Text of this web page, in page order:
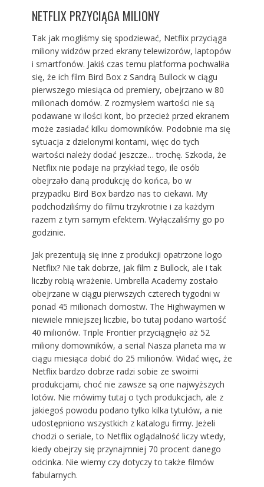
NETFLIX PRZYCIĄGA MILIONY
Tak jak mogliśmy się spodziewać, Netflix przyciąga
miliony widzów przed ekrany telewizorów, laptopów
i smartfonów. Jakiś czas temu platforma pochwaliła
się, że ich film Bird Box z Sandrą Bullock w ciągu
pierwszego miesiąca od premiery, obejrzano w 80
milionach domów. Z rozmysłem wartości nie są
podawane w ilości kont, bo przecież przed ekranem
może zasiadać kilku domowników. Podobnie ma się
sytuacja z dzielonymi kontami, więc do tych
wartości należy dodać jeszcze… trochę. Szkoda, że
Netflix nie podaje na przykład tego, ile osób
obejrzało daną produkcję do końca, bo w
przypadku Bird Box bardzo nas to ciekawi. My
podchodziliśmy do filmu trzykrotnie i za każdym
razem z tym samym efektem. Wyłączaliśmy go po
godzinie.
Jak prezentują się inne z produkcji opatrzone logo
Netflix? Nie tak dobrze, jak film z Bullock, ale i tak
liczby robią wrażenie. Umbrella Academy zostało
obejrzane w ciągu pierwszych czterech tygodni w
ponad 45 milionach domostw. The Highwaymen w
niewiele mniejszej liczbie, bo tutaj podano wartość
40 milionów. Triple Frontier przyciągnęło aż 52
miliony domowników, a serial Nasza planeta ma w
ciągu miesiąca dobić do 25 milionów. Widać więc, że
Netflix bardzo dobrze radzi sobie ze swoimi
produkcjami, choć nie zawsze są one najwyższych
lotów. Nie mówimy tutaj o tych produkcjach, ale z
jakiegoś powodu podano tylko kilka tytułów, a nie
udostępniono wszystkich z katalogu firmy. Jeżeli
chodzi o seriale, to Netflix oglądalność liczy wtedy,
kiedy obejrzy się przynajmniej 70 procent danego
odcinka. Nie wiemy czy dotyczy to także filmów
fabularnych.